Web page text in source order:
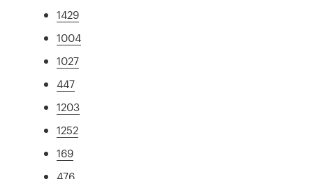
1429
1004
1027
447
1203
1252
169
476